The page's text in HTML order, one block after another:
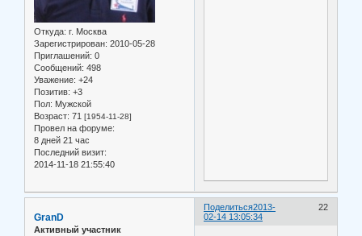
Откуда: г. Москва
Зарегистрирован: 2010-05-28
Приглашений: 0
Сообщений: 498
Уважение: +24
Позитив: +3
Пол: Мужской
Возраст: 71 [1954-11-28]
Провел на форуме:
8 дней 21 час
Последний визит:
2014-11-18 21:55:40
Поделиться 22
2013-
02-14 13:05:34
GranD
Активный участник